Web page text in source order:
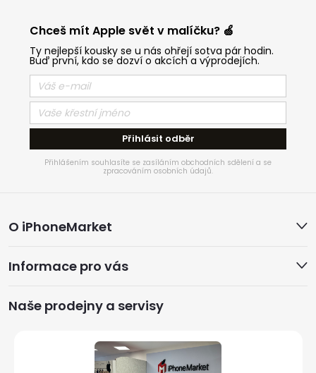
Chceš mít Apple svět v malíčku? 🍏
Ty nejlepší kousky se u nás ohřejí sotva pár hodin.
Buď první, kdo se dozví o akcích a výprodejích.
Přihlásit odběr
Přihlášením souhlasíte se zasíláním obchodních sdělení a se
zpracováním osobních údajů.
á
p
a
O iPhoneMarket
Informace pro vás
Naše prodejny a servisy